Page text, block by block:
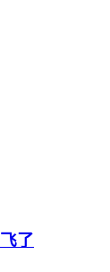
了